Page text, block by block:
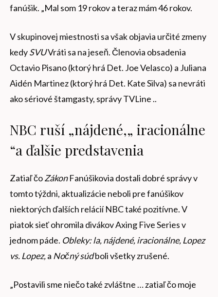
fanúšik. „Mal som 19 rokov a teraz mám 46 rokov.
V skupinovej miestnosti sa však objavia určité zmeny
kedySVUVráti sa na jeseň. Členovia obsadenia
Octavio Pisano (ktorý hrá Det. Joe Velasco) a Juliana
Aidén Martinez (ktorý hrá Det. Kate Silva) sa nevráti
ako sériové štamgasty, správy TVLine ..
NBC ruší „nájdené,„ iracionálne
“a ďalšie predstavenia
Zatiaľ čoZákonFanúšikovia dostali dobré správy v
tomto týždni, aktualizácie neboli pre fanúšikov
niektorých ďalších relácií NBC také pozitívne. V
piatok sieť ohromila divákov Axing Five Series v
jednom páde. Obleky: la, nájdené, iracionálne, Lopez
vs. Lopez,a Nočný súdboli všetky zrušené.
„Postavili sme niečo také zvláštne … zatiaľ čo moje